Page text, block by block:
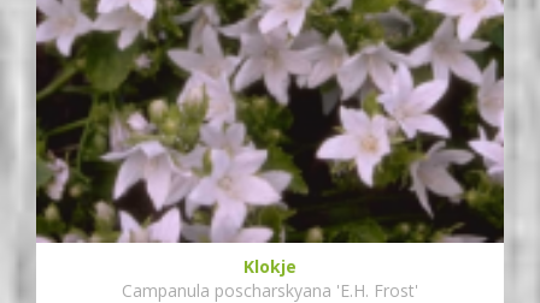
Klokje
Campanula poscharskyana 'E.H. Frost'